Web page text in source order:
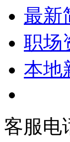
最新
职场
本地
客服电